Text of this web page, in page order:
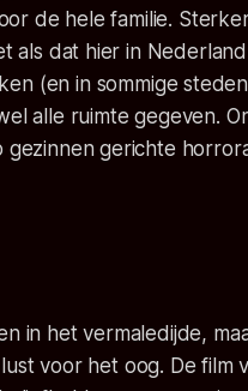
de hele familie.
als dat hier in
(en in sommige
alle ruimte gegeven.
gezinnen gerichte
in het vermaledijde,
voor het oog. De film